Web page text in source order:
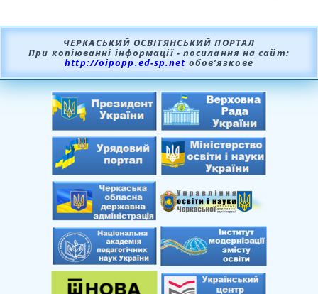
ЧЕРКАСЬКИЙ ОСВІТЯНСЬКИЙ ПОРТАЛ
При копіюванні інформації - посилання на сайт:
http://oipopp.ed-sp.net обов’язкове